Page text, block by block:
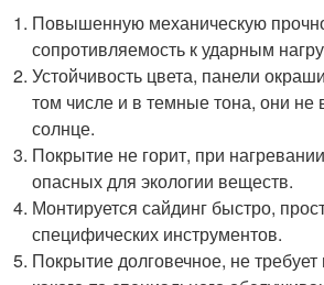
Повышенную механическую
сопротивляемость к ударным
Устойчивость цвета, панели
том числе и в темные тона, они не
солнце.
Покрытие не горит, при
опасных для экологии веществ.
Монтируется сайдинг быстро,
специфических инструментов.
Покрытие долговечное, не